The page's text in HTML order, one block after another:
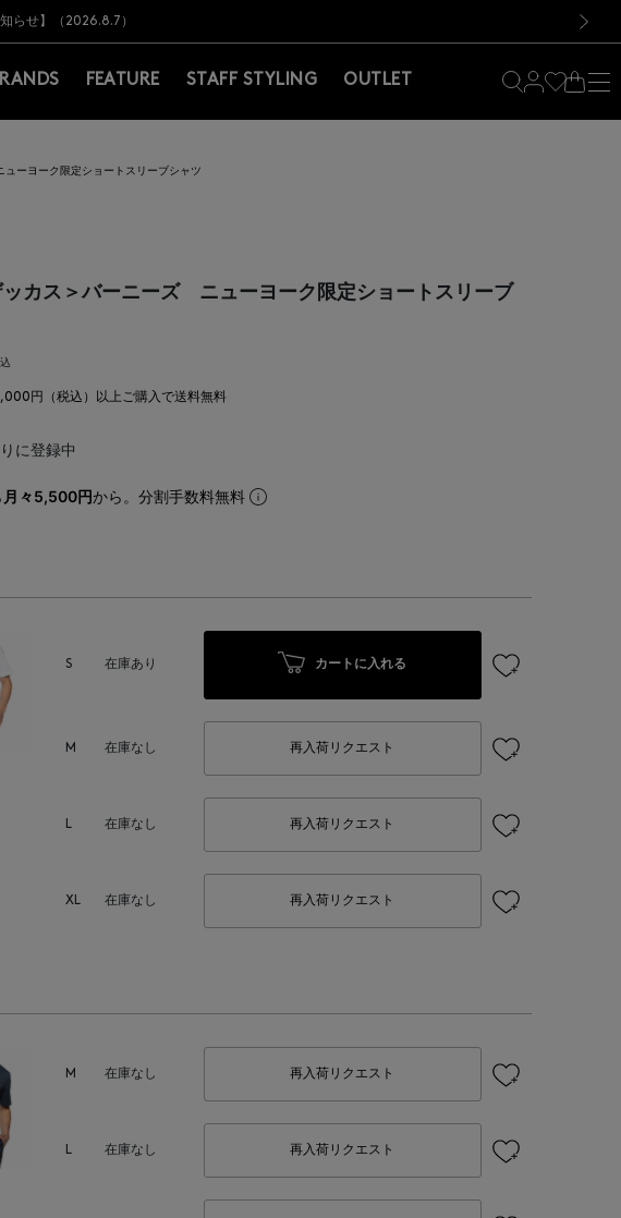
げで常時送料無料！お買い物の際は会員登録を！
らせ】（2026.8.7）
（2026.8.5）
けについて
事項
げで常時送料無料！お買い物の際は会員登録を！
FEATURE STAFF STYLING OUTLET
ーヨーク限定ショートスリーブシャツ
ッカス＞バーニーズ ニューヨーク限定ショートスリーブ
円（税込）以上ご購入で送料無料
に登録中
月々5,500円から。分割手数料無料
S 在庫あり カートに入れる
M 在庫なし 再入荷リクエスト
L 在庫なし 再入荷リクエスト
XL 在庫なし 再入荷リクエスト
M 在庫なし 再入荷リクエスト
L 在庫なし 再入荷リクエスト